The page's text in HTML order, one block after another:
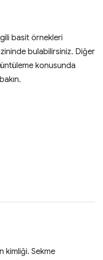
basit örnekleri
bulabilirsiniz. Diğer
konusunda
kimliği. Sekme